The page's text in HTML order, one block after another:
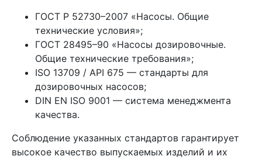
ГОСТ Р 52730–2007 «Насосы. Общие
технические условия»;
ГОСТ 28495–90 «Насосы дозировочные.
Общие технические требования»;
ISO 13709 / API 675 — стандарты для
дозировочных насосов;
DIN EN ISO 9001 — система менеджмента
качества.
Соблюдение указанных стандартов гарантирует
высокое качество выпускаемых изделий и их